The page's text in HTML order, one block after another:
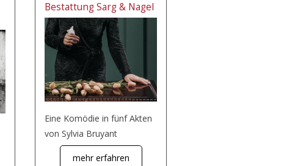
Bestattung Sarg & Nagel
Eine Komödie in fünf Akten
von Sylvia Bruyant
mehr erfahren